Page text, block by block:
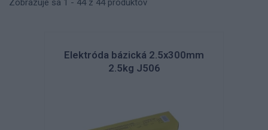
Zobrazuje sa 1 - 44 z 44 produktov
Elektróda bázická 2.5x300mm
2.5kg J506